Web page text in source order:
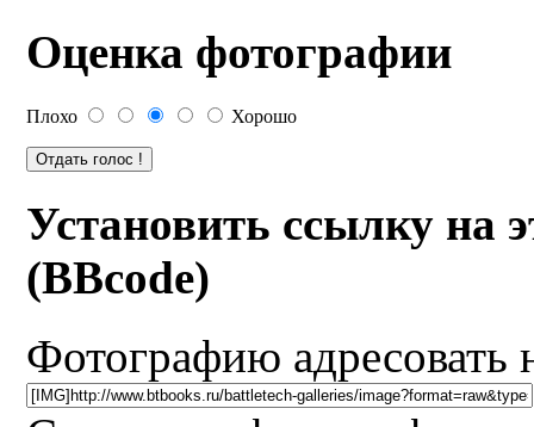
Оценка фотографии
Плохо Хорошо
Установить ссылку на
(BBcode)
Фотографию